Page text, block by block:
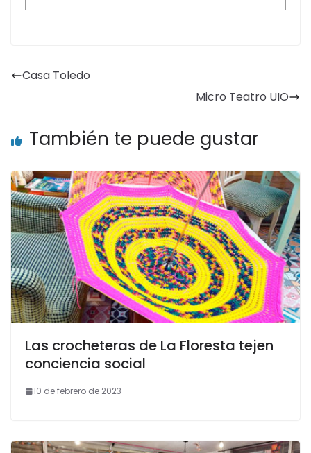
Casa Toledo
Micro Teatro UIO
También te puede gustar
Las crocheteras de La Floresta tejen
conciencia social
10 de febrero de 2023